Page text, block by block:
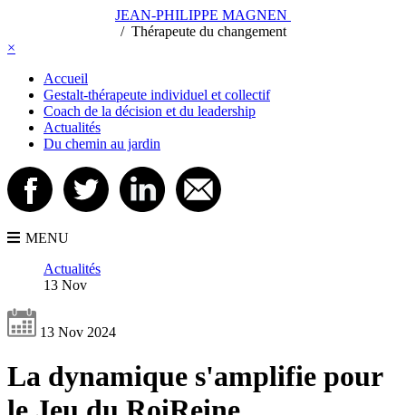
JEAN-PHILIPPE MAGNEN
// Thérapeute du changement
×
Accueil
Gestalt-thérapeute individuel et collectif
Coach de la décision et du leadership
Actualités
Du chemin au jardin
MENU
Actualités
13 Nov
13 Nov 2024
La dynamique s'amplifie pour